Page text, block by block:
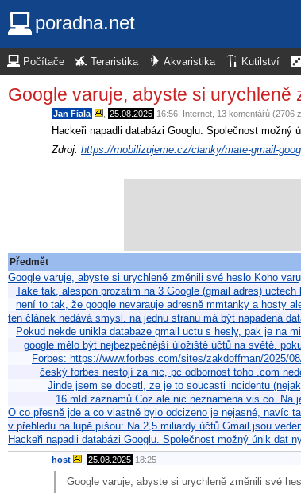
poradna.net
Počítače Teraristika Akvaristika Kutilství
Google varuje, abyste si urychleně
Jan Fiala 25.08.2025 16:56 Internet , 13 komentářů (2706
Hackeři napadli databázi Googlu. Společnost
Zdroj: https://mobilizujeme.cz/clanky/mate-gmail-
Předmět
Google varuje, abyste si urychleně změnili své heslo Koho
Take tak, alespon prozatim na 3 Google (gmail adres) uctech
není to tak, že google nevarauje adresně mmtanky a hosty
ten článek nedává smysl. na jednu stranu má být napadená
Pokud nekde unikla databaze gmail uctu s hesly, pak je na
google mělo být nejbezpečnější úložiště účtů na světě.
Forbes: https://www.forbes.com/sites/zakdoffman/2025/
český forbes nestojí za nic, pc odbornost toho .com
Jinde jsem se docetl, ze je to soucasti incidentu
16 mld zaznamů Coz ale nic neznamena vis co. Na
O co přesně jde a co vlastně bylo odcizeno je nejasné, navíc
v přehledu na lupě píšou: Na 2,5 miliardy účtů Gmail jsou
Hackeři napadli databázi Googlu. Společnost možný únik dat
host 25.08.2025 18:25
Google varuje, abyste si urychleně změnili své